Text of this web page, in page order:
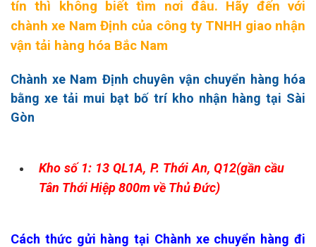
tín thì không biết tìm nơi đâu. Hãy đến với
chành xe Nam Định của công ty TNHH giao nhận
vận tải hàng hóa Bắc Nam
Chành xe Nam Định chuyên vận chuyển hàng hóa
bằng xe tải mui bạt bố trí kho nhận hàng tại Sài
Gòn
Kho số 1: 13 QL1A, P. Thới An, Q12(gần cầu
Tân Thới Hiệp 800m về Thủ Đức)
Cách thức gửi hàng tại Chành xe chuyển hàng đi